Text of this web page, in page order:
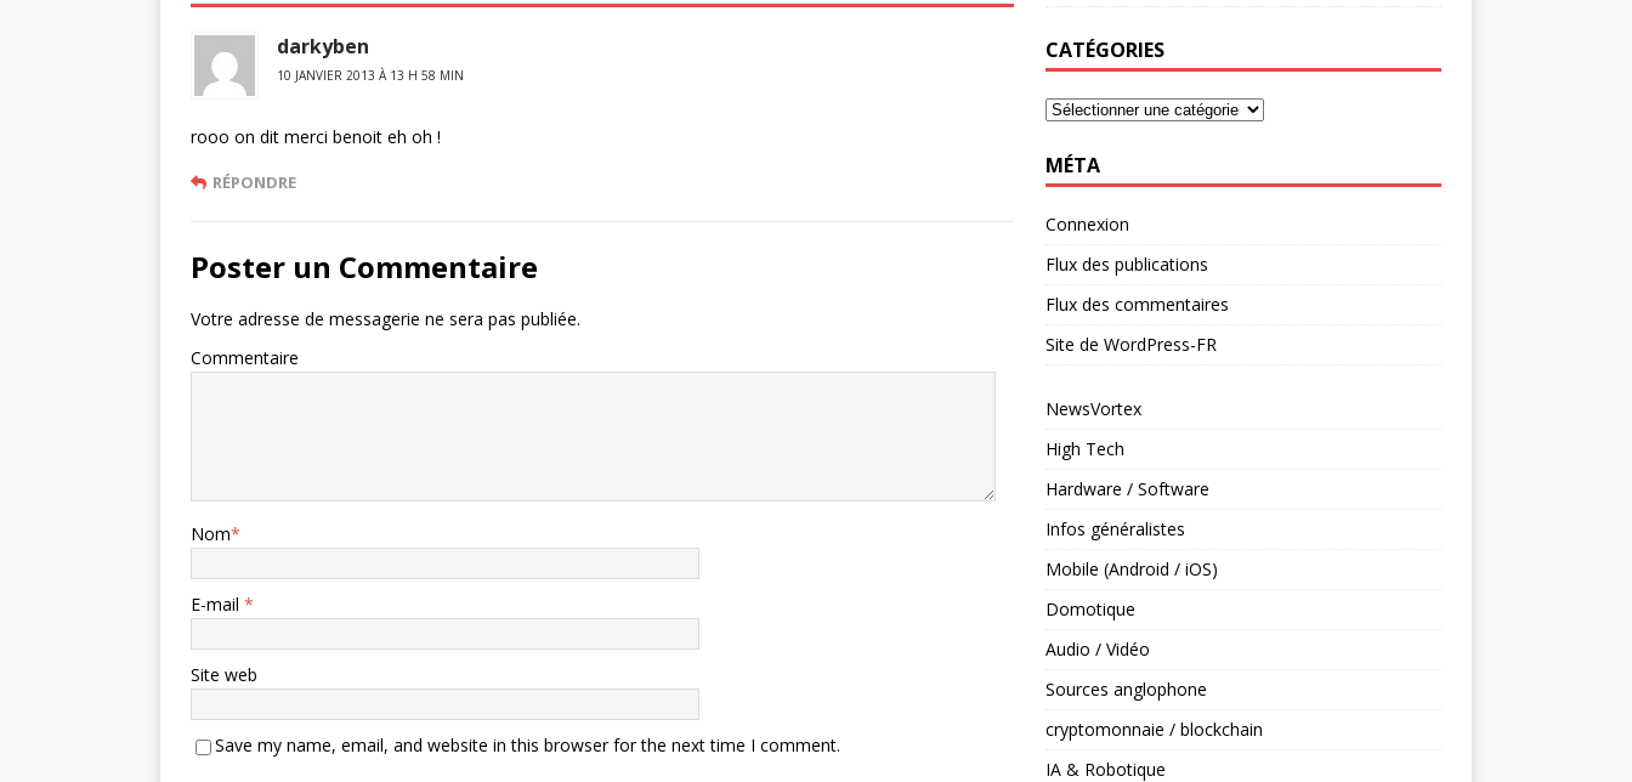
darkyben
10 JANVIER 2013 À 13 H 58 MIN
rooo on dit merci benoit eh oh !
RÉPONDRE
Poster un Commentaire
Votre adresse de messagerie ne sera pas publiée.
Commentaire
Nom*
E-mail *
Site web
Save my name, email, and website in this browser for the next time I comment.
CATÉGORIES
MÉTA
Connexion
Flux des publications
Flux des commentaires
Site de WordPress-FR
NewsVortex
High Tech
Hardware / Software
Infos généralistes
Mobile (Android / iOS)
Domotique
Audio / Vidéo
Sources anglophone
cryptomonnaie / blockchain
IA & Robotique